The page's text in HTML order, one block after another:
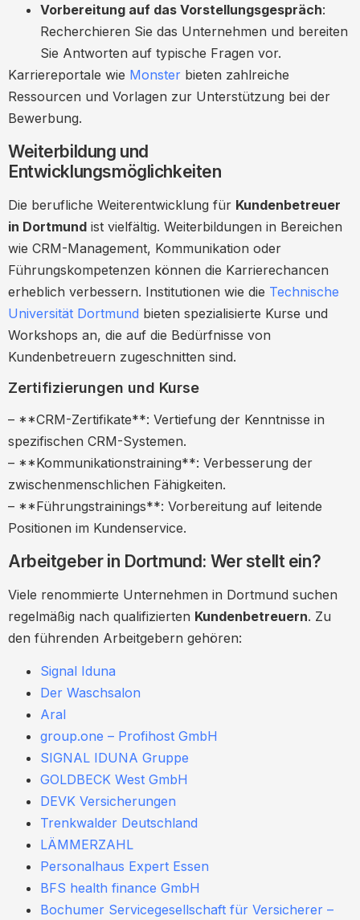
Vorbereitung auf das Vorstellungsgespräch:
Recherchieren Sie das Unternehmen und bereiten
Sie Antworten auf typische Fragen vor.
Karriereportale wie Monster bieten zahlreiche
Ressourcen und Vorlagen zur Unterstützung bei der
Bewerbung.
Weiterbildung und
Entwicklungsmöglichkeiten
Die berufliche Weiterentwicklung für Kundenbetreuer
in Dortmund ist vielfältig. Weiterbildungen in Bereichen
wie CRM-Management, Kommunikation oder
Führungskompetenzen können die Karrierechancen
erheblich verbessern. Institutionen wie die Technische
Universität Dortmund bieten spezialisierte Kurse und
Workshops an, die auf die Bedürfnisse von
Kundenbetreuern zugeschnitten sind.
Zertifizierungen und Kurse
– **CRM-Zertifikate**: Vertiefung der Kenntnisse in
spezifischen CRM-Systemen.
– **Kommunikationstraining**: Verbesserung der
zwischenmenschlichen Fähigkeiten.
– **Führungstrainings**: Vorbereitung auf leitende
Positionen im Kundenservice.
Arbeitgeber in Dortmund: Wer stellt ein?
Viele renommierte Unternehmen in Dortmund suchen
regelmäßig nach qualifizierten Kundenbetreuern. Zu
den führenden Arbeitgebern gehören:
Signal Iduna
Der Waschsalon
Aral
group.one – Profihost GmbH
SIGNAL IDUNA Gruppe
GOLDBECK West GmbH
DEVK Versicherungen
Trenkwalder Deutschland
LÄMMERZAHL
Personalhaus Expert Essen
BFS health finance GmbH
Bochumer Servicegesellschaft für Versicherer –